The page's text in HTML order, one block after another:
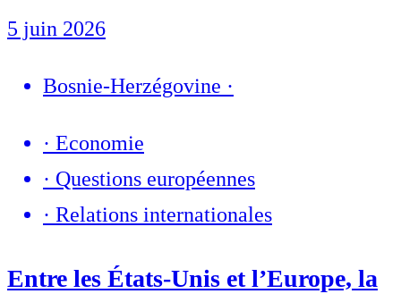
5 juin 2026
Bosnie-Herzégovine ·
· Economie
· Questions européennes
· Relations internationales
Entre les États-Unis et l’Europe, la